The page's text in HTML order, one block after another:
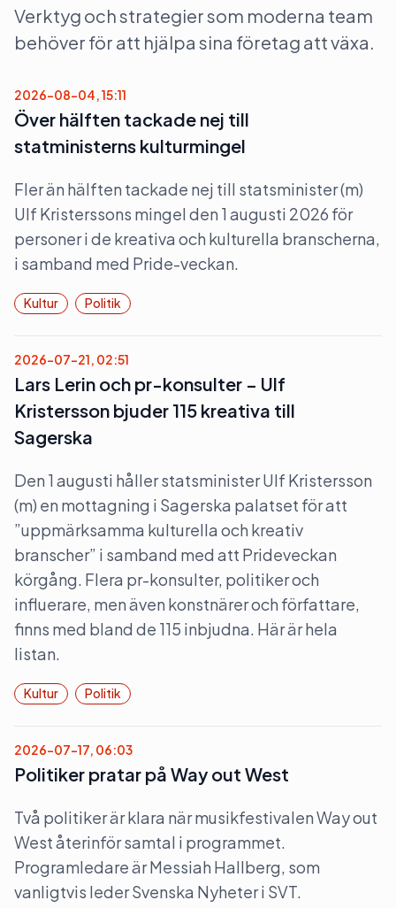
Verktyg och strategier som moderna team
behöver för att hjälpa sina företag att växa.
2026-08-04, 15:11
Över hälften tackade nej till
statministerns kulturmingel
Fler än hälften tackade nej till statsminister (m)
Ulf Kristerssons mingel den 1 augusti 2026 för
personer i de kreativa och kulturella branscherna,
i samband med Pride-veckan.
Kultur Politik
2026-07-21, 02:51
Lars Lerin och pr-konsulter – Ulf
Kristersson bjuder 115 kreativa till
Sagerska
Den 1 augusti håller statsminister Ulf Kristersson
(m) en mottagning i Sagerska palatset för att
”uppmärksamma kulturella och kreativ
branscher” i samband med att Prideveckan
körgång. Flera pr-konsulter, politiker och
influerare, men även konstnärer och författare,
finns med bland de 115 inbjudna. Här är hela
listan.
Kultur Politik
2026-07-17, 06:03
Politiker pratar på Way out West
Två politiker är klara när musikfestivalen Way out
West återinför samtal i programmet.
Programledare är Messiah Hallberg, som
vanligtvis leder Svenska Nyheter i SVT.